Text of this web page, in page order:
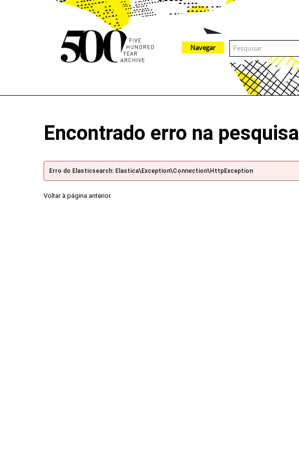
Navegar
Encontrado erro na pesquisa
Erro do Elasticsearch: Elastica\Exception\Connection\HttpException
Voltar à página anterior.